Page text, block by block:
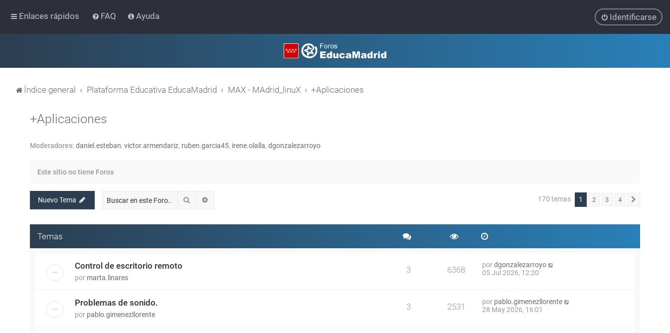
Enlaces rápidos FAQ Ayuda Identificarse
Índice general Plataforma Educativa EducaMadrid MAX - MAdrid_linuX +Aplicaciones
+Aplicaciones
Moderadores: daniel.esteban, victor.armendariz, ruben.garcia45, irene.olalla, dgonzalezarroyo
Este sitio no tiene Foros
Nuevo Tema Buscar 170 temas 1 2 3 4
Temas
Control de escritorio remoto
por marta.linares
3 6368 pordgonzalezarroyo
05 Jul 2026, 12:20
Problemas de sonido.
por pablo.gimenezllorente
3 2531 por pablo.gimenezllorente
28 May 2026, 16:01